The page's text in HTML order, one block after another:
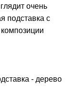
очень
подставка с
- дерево